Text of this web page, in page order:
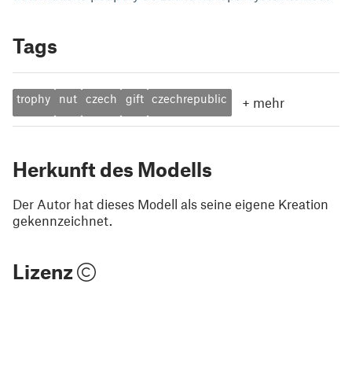
Tags
trophy nut czech gift czechrepublic + mehr
Herkunft des Modells
Der Autor hat dieses Modell als seine eigene Kreation
gekennzeichnet.
Lizenz